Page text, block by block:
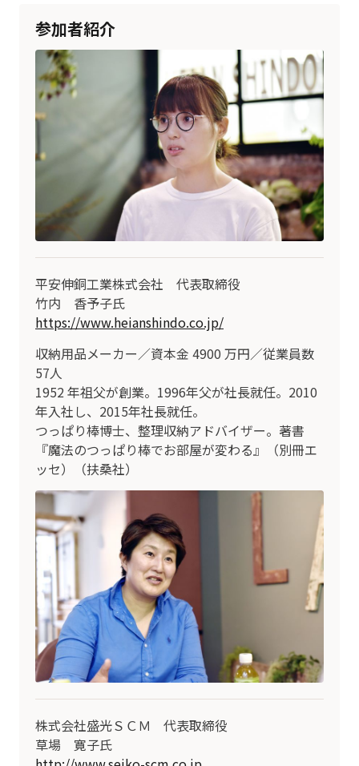
参加者紹介
平安伸銅工業株式会社 代表取締役
竹内 香予子氏
https://www.heianshindo.co.jp/
収納用品メーカー／資本金 4900 万円／従業員数
57人
1952 年祖父が創業。1996年父が社長就任。2010
年入社し、2015年社長就任。
つっぱり棒博士、整理収納アドバイザー。著書
『魔法のつっぱり棒でお部屋が変わる』（別冊エ
ッセ）（扶桑社）
株式会社盛光ＳＣＭ 代表取締役
草場 寛子氏